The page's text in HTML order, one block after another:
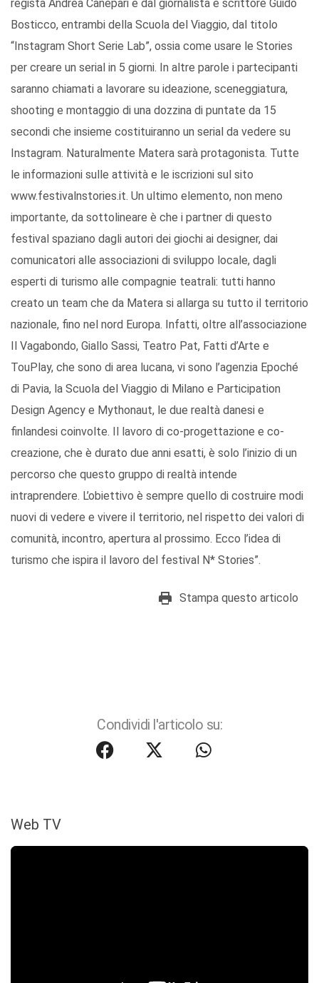
regista Andrea Canepari e dal giornalista e scrittore Guido
Bosticco, entrambi della Scuola del Viaggio, dal titolo
“Instagram Short Serie Lab”, ossia come usare le Stories
per creare un serial in 5 giorni. In altre parole i partecipanti
saranno chiamati a lavorare su ideazione, sceneggiatura,
shooting e montaggio di una dozzina di puntate da 15
secondi che insieme costituiranno un serial da vedere su
Instagram. Naturalmente Matera sarà protagonista. Tutte
le informazioni sulle attività e le iscrizioni sul sito
www.festivalnstories.it. Un ultimo elemento, non meno
importante, da sottolineare è che i partner di questo
festival spaziano dagli autori dei giochi ai designer, dai
comunicatori alle associazioni di sviluppo locale, dagli
esperti di turismo alle compagnie teatrali: tutti hanno
creato un team che da Matera si allarga su tutto il territorio
nazionale, fino nel nord Europa. Infatti, oltre all’associazione
Il Vagabondo, Giallo Sassi, Teatro Pat, Fatti d’Arte e
TouPlay, che sono di area lucana, vi sono l’agenzia Epoché
di Pavia, la Scuola del Viaggio di Milano e Participation
Design Agency e Mythonaut, le due realtà danesi e
finlandesi coinvolte. Il lavoro di co-progettazione e co-
creazione, che è durato due anni esatti, è solo l’inizio di un
percorso che questo gruppo di realtà intende
intraprendere. L’obiettivo è sempre quello di costruire modi
nuovi di vedere e vivere il territorio, nel rispetto dei valori di
comunità, incontro, apertura al prossimo. Ecco l’idea di
turismo che ispira il lavoro del festival N* Stories”.
Stampa questo articolo
Condividi l'articolo su:
Web TV